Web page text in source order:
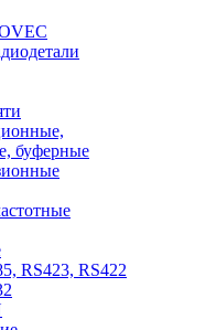
буферные
RS423, RS422